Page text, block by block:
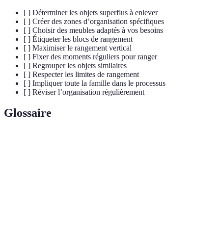
[ ] Déterminer les objets superflus à enlever
[ ] Créer des zones d’organisation spécifiques
[ ] Choisir des meubles adaptés à vos besoins
[ ] Étiqueter les blocs de rangement
[ ] Maximiser le rangement vertical
[ ] Fixer des moments réguliers pour ranger
[ ] Regrouper les objets similaires
[ ] Respecter les limites de rangement
[ ] Impliquer toute la famille dans le processus
[ ] Réviser l’organisation régulièrement
Glossaire